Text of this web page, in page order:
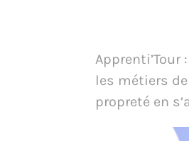
Apprenti’Tour
les métiers
propreté en